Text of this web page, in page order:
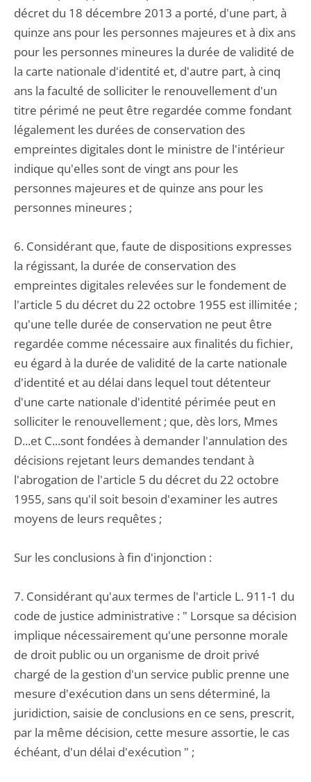
décret du 18 décembre 2013 a porté, d'une part, à
quinze ans pour les personnes majeures et à dix ans
pour les personnes mineures la durée de validité de
la carte nationale d'identité et, d'autre part, à cinq
ans la faculté de solliciter le renouvellement d'un
titre périmé ne peut être regardée comme fondant
légalement les durées de conservation des
empreintes digitales dont le ministre de l'intérieur
indique qu'elles sont de vingt ans pour les
personnes majeures et de quinze ans pour les
personnes mineures ;
6. Considérant que, faute de dispositions expresses
la régissant, la durée de conservation des
empreintes digitales relevées sur le fondement de
l'article 5 du décret du 22 octobre 1955 est illimitée ;
qu'une telle durée de conservation ne peut être
regardée comme nécessaire aux finalités du fichier,
eu égard à la durée de validité de la carte nationale
d'identité et au délai dans lequel tout détenteur
d'une carte nationale d'identité périmée peut en
solliciter le renouvellement ; que, dès lors, Mmes
D...et C...sont fondées à demander l'annulation des
décisions rejetant leurs demandes tendant à
l'abrogation de l'article 5 du décret du 22 octobre
1955, sans qu'il soit besoin d'examiner les autres
moyens de leurs requêtes ;
Sur les conclusions à fin d'injonction :
7. Considérant qu'aux termes de l'article L. 911-1 du
code de justice administrative : " Lorsque sa décision
implique nécessairement qu'une personne morale
de droit public ou un organisme de droit privé
chargé de la gestion d'un service public prenne une
mesure d'exécution dans un sens déterminé, la
juridiction, saisie de conclusions en ce sens, prescrit,
par la même décision, cette mesure assortie, le cas
échéant, d'un délai d'exécution " ;